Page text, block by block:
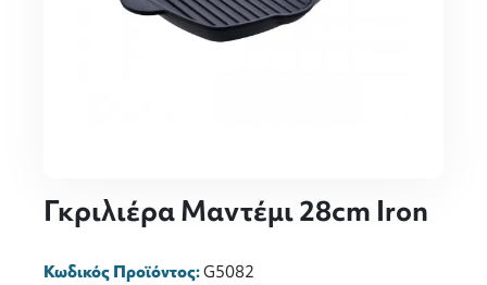
Γκριλιέρα Μαντέμι 28cm Iron
Κωδικός Προϊόντος:G5082